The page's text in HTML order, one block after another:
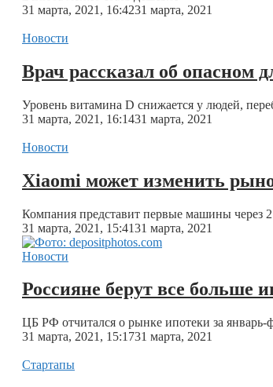
31 марта, 2021, 16:4231 марта, 2021
Новости
Врач рассказал об опасном
Уровень витамина D снижается у людей,
31 марта, 2021, 16:1431 марта, 2021
Новости
Xiaomi может изменить
Компания представит первые машины через 2
31 марта, 2021, 15:4131 марта, 2021
Новости
Россияне берут все больше
ЦБ РФ отчитался о рынке ипотеки за январь-
31 марта, 2021, 15:1731 марта, 2021
Стартапы